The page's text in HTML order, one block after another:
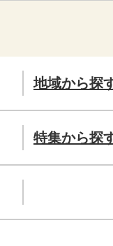
地域から探
特集から探